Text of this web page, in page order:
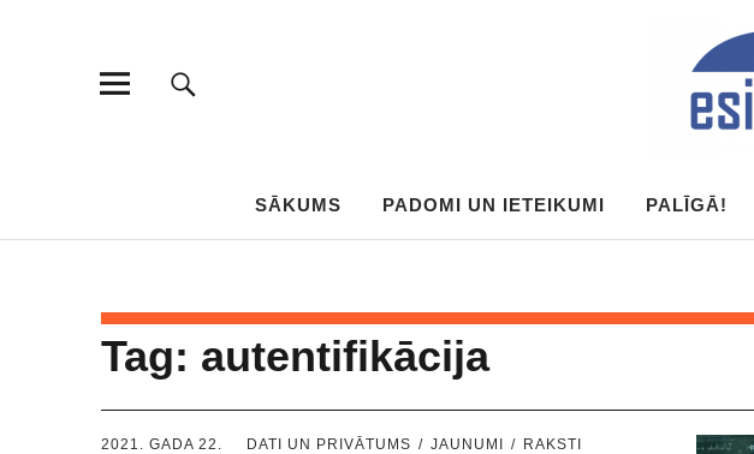
SĀKUMS PADOMI UN IETEIKUMI PALĪGĀ!
Tag: autentifikācija
2021. GADA 22.
DATI UN PRIVĀTUMS JAUNUMI RAKSTI